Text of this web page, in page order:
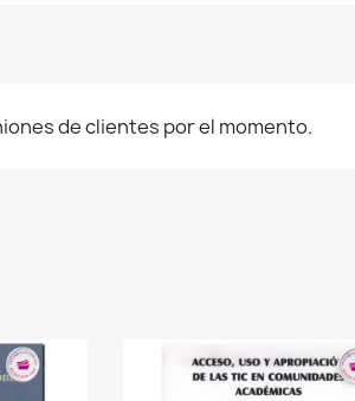
de clientes por el momento.